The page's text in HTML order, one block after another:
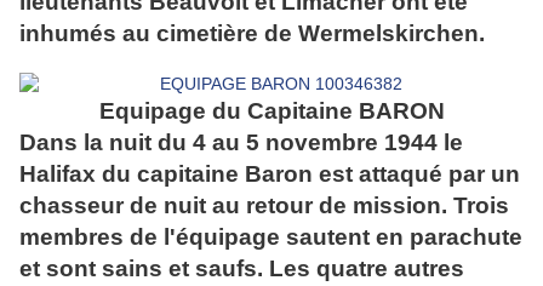
inhumés au cimetière de Wermelskirchen.
Equipage du Capitaine BARON
Dans la nuit du 4 au 5 novembre 1944 le
Halifax du capitaine Baron est attaqué par un
chasseur de nuit au retour de mission. Trois
membres de l'équipage sautent en parachute
et sont sains et saufs. Les quatre autres